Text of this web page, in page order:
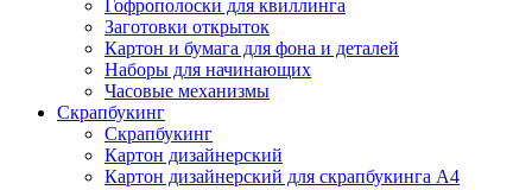
Гофрополоски для квиллинга
Заготовки открыток
Картон и бумага для фона и деталей
Наборы для начинающих
Часовые механизмы
Скрапбукинг
Скрапбукинг
Картон дизайнерский
Картон дизайнерский для скрапбукинга А4